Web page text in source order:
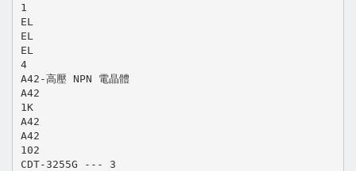
1
EL
EL
EL
4
A42-高壓 NPN 電晶體
A42
1K
A42
A42
102
CDT-3255G --- 3